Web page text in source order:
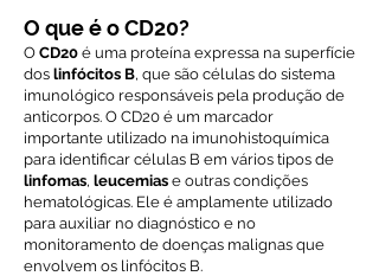
O que é o CD20?
O CD20 é uma proteína expressa na superfície
dos linfócitos B, que são células do sistema
imunológico responsáveis pela produção de
anticorpos. O CD20 é um marcador
importante utilizado na imunohistoquímica
para identificar células B em vários tipos de
linfomas, leucemias e outras condições
hematológicas. Ele é amplamente utilizado
para auxiliar no diagnóstico e no
monitoramento de doenças malignas que
envolvem os linfócitos B.